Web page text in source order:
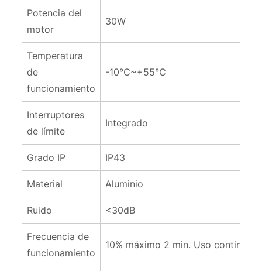
Potencia del
motor
30W
Temperatura
de
funcionamiento
-10℃~+55℃
Interruptores
de límite
Integrado
Grado IP IP43
Material Aluminio
Ruido <30dB
Frecuencia de
funcionamiento
10% máximo 2 min. Uso continuo